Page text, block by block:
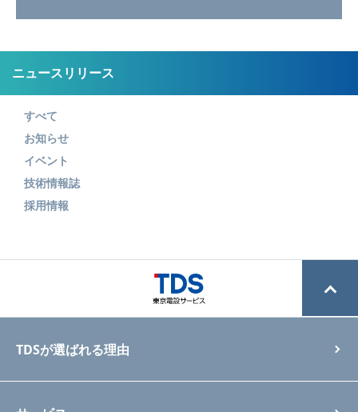
ニュースリリース
すべて
お知らせ
イベント
技術情報誌
採用情報
TDSが選ばれる理由